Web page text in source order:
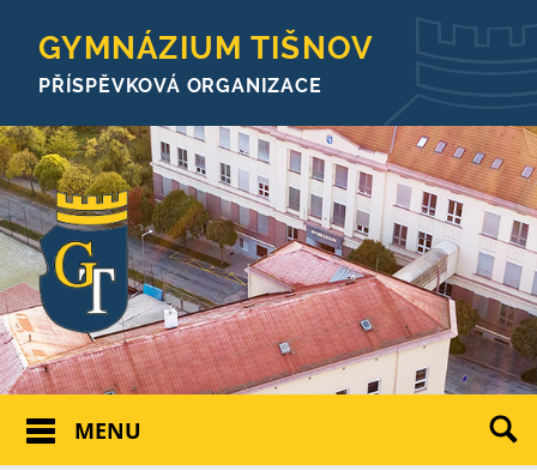
GYMNÁZIUM TIŠNOV
PŘÍSPĚVKOVÁ ORGANIZACE
MENU